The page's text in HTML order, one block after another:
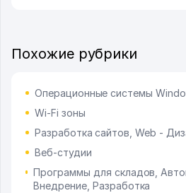
Похожие рубрики
Операционные системы
Wi-Fi зоны
Разработка сайтов, Web -
Веб-студии
Программы для складов,
Внедрение, Разработка